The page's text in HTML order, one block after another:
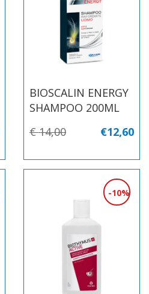
BIOSCALIN ENERGY
SHAMPOO 200ML
€ 14,00 €12,60
10%